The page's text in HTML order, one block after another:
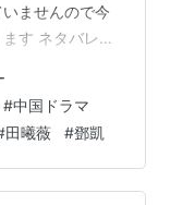
ませんので今
す ネタバレな
どうぞ 寧娘が
画した元青が最
別れて対応し
長玉に伯父殺し
買った人物だ
#中国ドラマ
田曦薇 #鄧凱